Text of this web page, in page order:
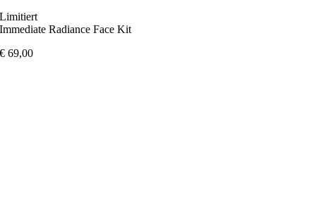
Limitiert
Immediate Radiance Face Kit
€ 69,00